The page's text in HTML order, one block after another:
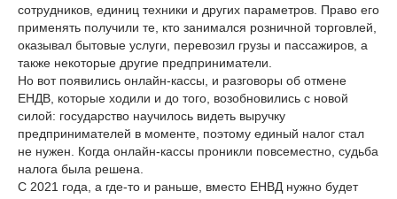
сотрудников, единиц техники и других параметров. Право его
применять получили те, кто занимался розничной торговлей,
оказывал бытовые услуги, перевозил грузы и пассажиров, а
также некоторые другие предприниматели.
Но вот появились онлайн-кассы, и разговоры об отмене
ЕНДВ, которые ходили и до того, возобновились с новой
силой: государство научилось видеть выручку
предпринимателей в моменте, поэтому единый налог стал
не нужен. Когда онлайн-кассы проникли повсеместно, судьба
налога была решена.
С 2021 года, а где-то и раньше, вместо ЕНВД нужно будет